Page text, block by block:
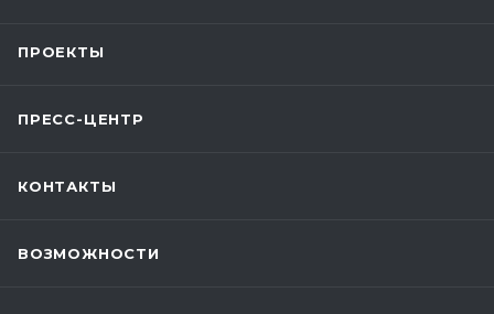
ПРОЕКТЫ
ПРЕСС-ЦЕНТР
КОНТАКТЫ
ВОЗМОЖНОСТИ